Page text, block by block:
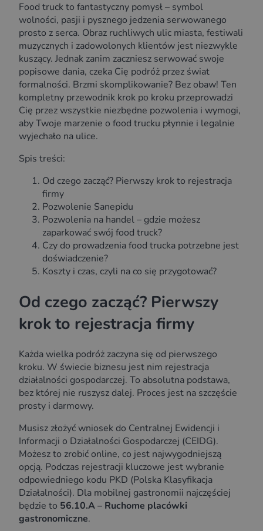
Food truck to fantastyczny pomysł – symbol
wolności, pasji i pysznego jedzenia serwowanego
prosto z serca. Obraz ruchliwych ulic miasta, festiwali
muzycznych i zadowolonych klientów jest niezwykle
kuszący. Jednak zanim zaczniesz serwować swoje
popisowe dania, czeka Cię podróż przez świat
formalności. Brzmi skomplikowanie? Bez obaw! Ten
kompletny przewodnik krok po kroku przeprowadzi
Cię przez wszystkie niezbędne pozwolenia i wymogi,
aby Twoje marzenie o food trucku płynnie i legalnie
wyjechało na ulice.
Spis treści:
Od czego zacząć? Pierwszy krok to rejestracja
firmy
Pozwolenie Sanepidu
Pozwolenia na handel – gdzie możesz
zaparkować swój food truck?
Czy do prowadzenia food trucka potrzebne jest
doświadczenie?
Koszty i czas, czyli na co się przygotować?
Od czego zacząć? Pierwszy
krok to rejestracja firmy
Każda wielka podróż zaczyna się od pierwszego
kroku. W świecie biznesu jest nim rejestracja
działalności gospodarczej. To absolutna podstawa,
bez której nie ruszysz dalej. Proces jest na szczęście
prosty i darmowy.
Musisz złożyć wniosek do Centralnej Ewidencji i
Informacji o Działalności Gospodarczej (CEIDG).
Możesz to zrobić online, co jest najwygodniejszą
opcją. Podczas rejestracji kluczowe jest wybranie
odpowiedniego kodu PKD (Polska Klasyfikacja
Działalności). Dla mobilnej gastronomii najczęściej
będzie to 56.10.A – Ruchome placówki
gastronomiczne.